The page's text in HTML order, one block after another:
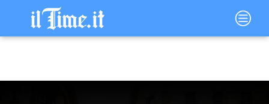
contenuto
Main
Menu